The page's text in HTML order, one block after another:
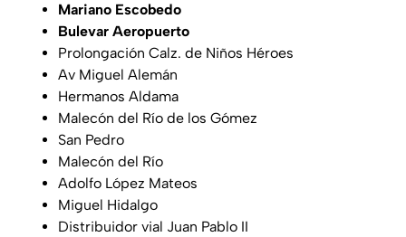
Mariano Escobedo
Bulevar Aeropuerto
Prolongación Calz. de Niños Héroes
Av Miguel Alemán
Hermanos Aldama
Malecón del Río de los Gómez
San Pedro
Malecón del Río
Adolfo López Mateos
Miguel Hidalgo
Distribuidor vial Juan Pablo II